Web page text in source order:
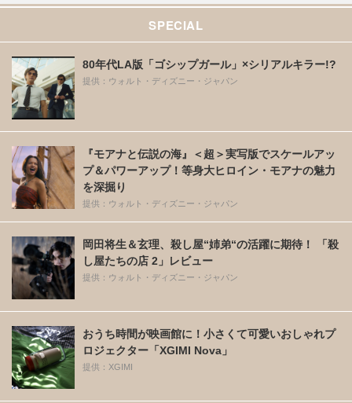
SPECIAL
80年代LA版「ゴシップガール」×シリアルキラー!?
提供：ウォルト・ディズニー・ジャパン
『モアナと伝説の海』＜超＞実写版でスケールアッ
プ＆パワーアップ！等身大ヒロイン・モアナの魅力
を深掘り
提供：ウォルト・ディズニー・ジャパン
岡田将生＆玄理、殺し屋“姉弟“の活躍に期待！ 「殺
し屋たちの店 2」レビュー
提供：ウォルト・ディズニー・ジャパン
おうち時間が映画館に！小さくて可愛いおしゃれプ
ロジェクター「XGIMI Nova」
提供：XGIMI